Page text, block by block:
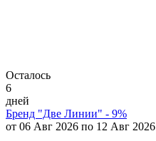
Осталось
6
дней
Бренд "Две Линии" - 9%
от 06 Авг 2026 по 12 Авг 2026